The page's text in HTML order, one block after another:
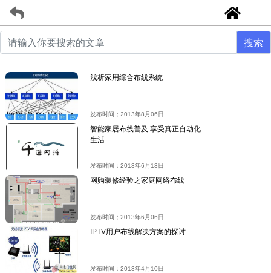
浅析家用综合布线系统
发布时间；2013年8月06日
智能家居布线普及 享受真正自动化
生活
发布时间；2013年6月13日
网购装修经验之家庭网络布线
发布时间；2013年6月06日
IPTV用户布线解决方案的探讨
发布时间；2013年4月10日